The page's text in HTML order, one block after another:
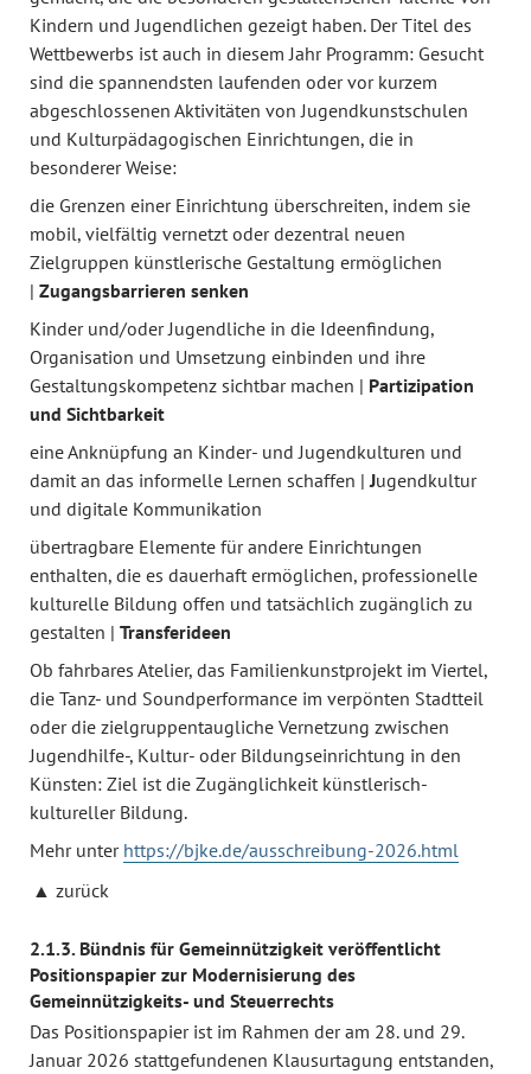
Kindern und Jugendlichen gezeigt haben. Der Titel des
Wettbewerbs ist auch in diesem Jahr Programm: Gesucht
sind die spannendsten laufenden oder vor kurzem
abgeschlossenen Aktivitäten von Jugendkunstschulen
und Kulturpädagogischen Einrichtungen, die in
besonderer Weise:
die Grenzen einer Einrichtung überschreiten, indem sie
mobil, vielfältig vernetzt oder dezentral neuen
Zielgruppen künstlerische Gestaltung ermöglichen
| Zugangsbarrieren senken
Kinder und/oder Jugendliche in die Ideenfindung,
Organisation und Umsetzung einbinden und ihre
Gestaltungskompetenz sichtbar machen | Partizipation
und Sichtbarkeit
eine Anknüpfung an Kinder- und Jugendkulturen und
damit an das informelle Lernen schaffen | Jugendkultur
und digitale Kommunikation
übertragbare Elemente für andere Einrichtungen
enthalten, die es dauerhaft ermöglichen, professionelle
kulturelle Bildung offen und tatsächlich zugänglich zu
gestalten | Transferideen
Ob fahrbares Atelier, das Familienkunstprojekt im Viertel,
die Tanz- und Soundperformance im verpönten Stadtteil
oder die zielgruppentaugliche Vernetzung zwischen
Jugendhilfe-, Kultur- oder Bildungseinrichtung in den
Künsten: Ziel ist die Zugänglichkeit künstlerisch-
kultureller Bildung.
Mehr unter https://bjke.de/ausschreibung-2026.html
zurück
2.1.3. Bündnis für Gemeinnützigkeit veröffentlicht
Positionspapier zur Modernisierung des
Gemeinnützigkeits- und Steuerrechts
Das Positionspapier ist im Rahmen der am 28. und 29.
Januar 2026 stattgefundenen Klausurtagung entstanden,